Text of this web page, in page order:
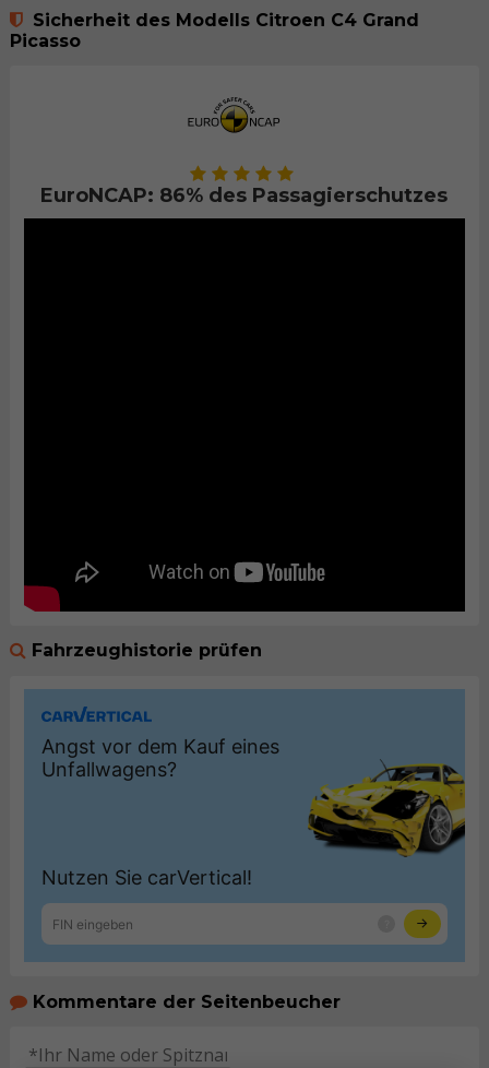
Sicherheit des Modells Citroen C4 Grand
Picasso
EuroNCAP: 86% des Passagierschutzes
Fahrzeughistorie prüfen
Kommentare der Seitenbeucher